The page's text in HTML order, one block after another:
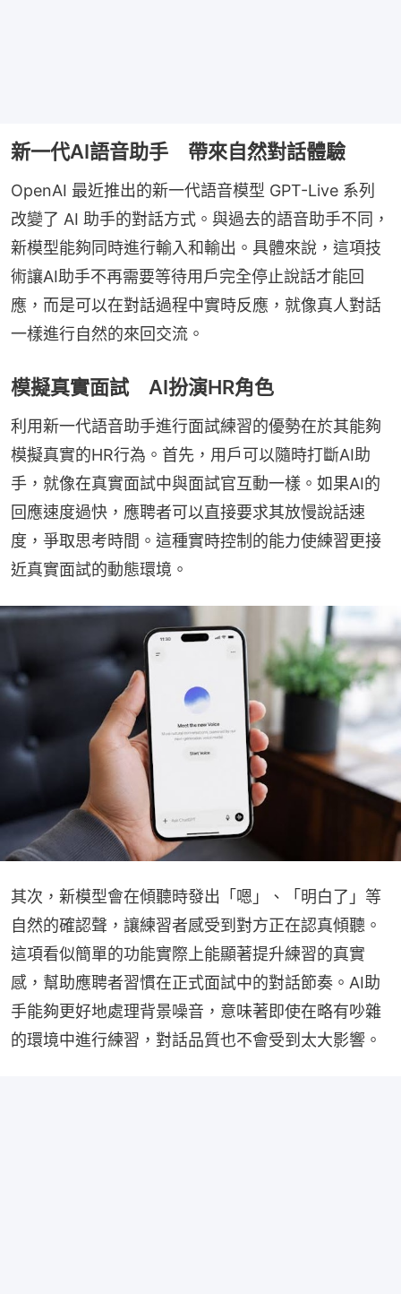
新一代AI語音助手 帶來自然對話體驗
OpenAI 最近推出的新一代語音模型 GPT-Live 系列
改變了 AI 助手的對話方式。與過去的語音助手不同，
新模型能夠同時進行輸入和輸出。具體來說，這項技
術讓AI助手不再需要等待用戶完全停止說話才能回
應，而是可以在對話過程中實時反應，就像真人對話
一樣進行自然的來回交流。
模擬真實面試 AI扮演HR角色
利用新一代語音助手進行面試練習的優勢在於其能夠
模擬真實的HR行為。首先，用戶可以隨時打斷AI助
手，就像在真實面試中與面試官互動一樣。如果AI的
回應速度過快，應聘者可以直接要求其放慢說話速
度，爭取思考時間。這種實時控制的能力使練習更接
近真實面試的動態環境。
其次，新模型會在傾聽時發出「嗯」、「明白了」等
自然的確認聲，讓練習者感受到對方正在認真傾聽。
這項看似簡單的功能實際上能顯著提升練習的真實
感，幫助應聘者習慣在正式面試中的對話節奏。AI助
手能夠更好地處理背景噪音，意味著即使在略有吵雜
的環境中進行練習，對話品質也不會受到太大影響。